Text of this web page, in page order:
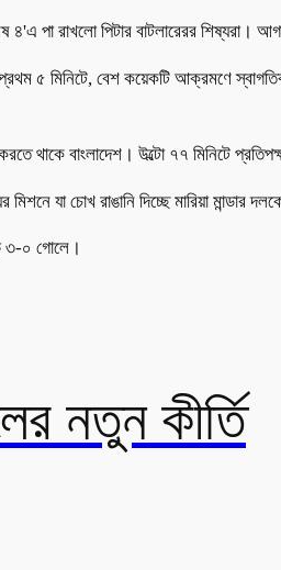
পা রাখলো পিটার বাটলারেরর শিষ্যরা।
৫ মিনিটে, বেশ কয়েকটি আক্রমণে
থাকে বাংলাদেশ। উল্টো ৭৭ মিনিটে
যা চোখ রাঙানি দিচ্ছে মারিয়া মান্ডার
৩-০ গোলে।
নতুন কীর্তি